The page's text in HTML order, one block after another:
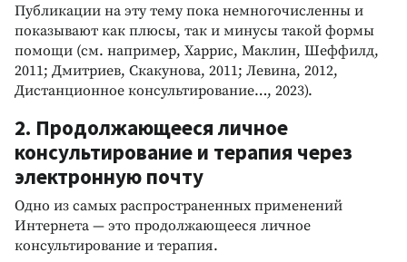
Публикации на эту тему пока немногочисленны и
показывают как плюсы, так и минусы такой формы
помощи (см. например, Харрис, Маклин, Шеффилд,
2011; Дмитриев, Скакунова, 2011; Левина, 2012,
Дистанционное консультирование…, 2023).
2. Продолжающееся личное
консультирование и терапия через
электронную почту
Одно из самых распространенных применений
Интернета — это продолжающееся личное
консультирование и терапия.